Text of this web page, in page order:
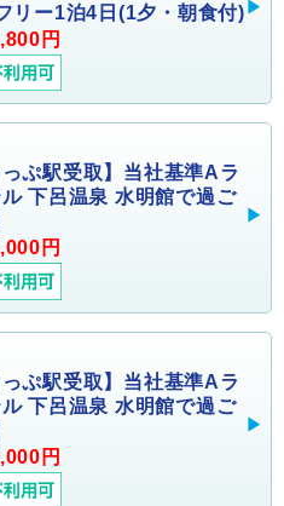
リー1泊4日(1夕・朝食付)
円
ぷ駅受取】当社基準Aラ
下呂温泉 水明館で過ご
円
ぷ駅受取】当社基準Aラ
下呂温泉 水明館で過ご
円